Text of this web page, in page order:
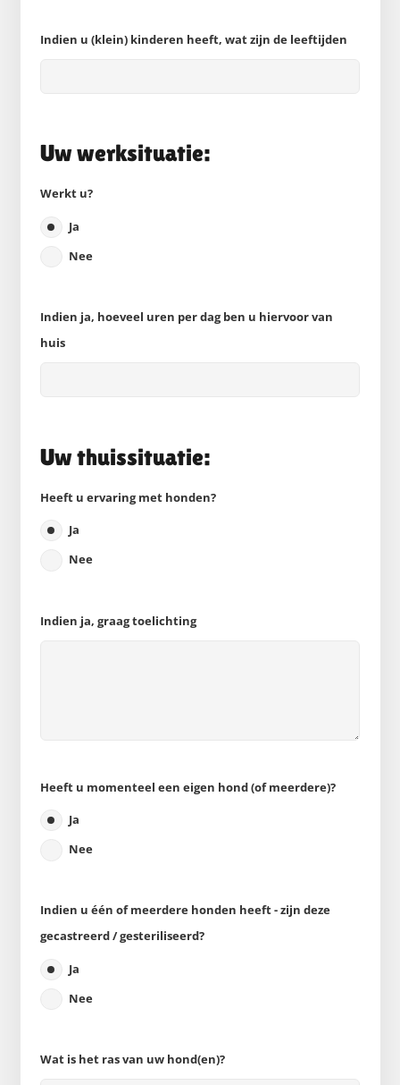
Indien u (klein) kinderen heeft, wat zijn de leeftijden
Uw werksituatie:
Werkt u?
Ja
Nee
Indien ja, hoeveel uren per dag ben u hiervoor van
huis
Uw thuissituatie:
Heeft u ervaring met honden?
Ja
Nee
Indien ja, graag toelichting
Heeft u momenteel een eigen hond (of meerdere)?
Ja
Nee
Indien u één of meerdere honden heeft - zijn deze
gecastreerd / gesteriliseerd?
Ja
Nee
Wat is het ras van uw hond(en)?